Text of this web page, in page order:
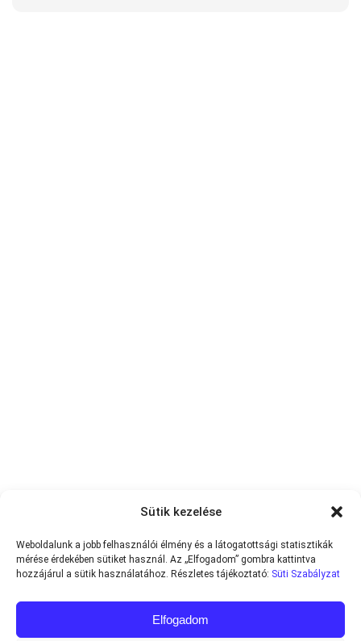
Sütik kezelése
Weboldalunk a jobb felhasználói élmény és a látogatottsági statisztikák
mérése érdekében sütiket használ. Az „Elfogadom” gombra kattintva
hozzájárul a sütik használatához. Részletes tájékoztató: Süti Szabályzat
Elfogadom